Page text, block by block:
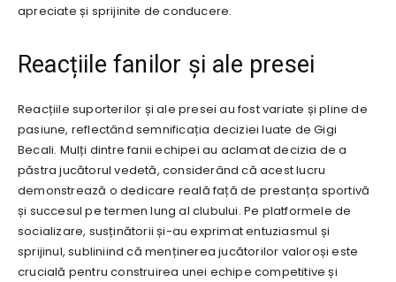
apreciate și sprijinite de conducere.
Reacțiile fanilor și ale presei
Reacțiile suporterilor și ale presei au fost variate și pline de
pasiune, reflectând semnificația deciziei luate de Gigi
Becali. Mulți dintre fanii echipei au aclamat decizia de a
păstra jucătorul vedetă, considerând că acest lucru
demonstrează o dedicare reală față de prestanța sportivă
și succesul pe termen lung al clubului. Pe platformele de
socializare, susținătorii și-au exprimat entuziasmul și
sprijinul, subliniind că menținerea jucătorilor valoroși este
crucială pentru construirea unei echipe competitive și